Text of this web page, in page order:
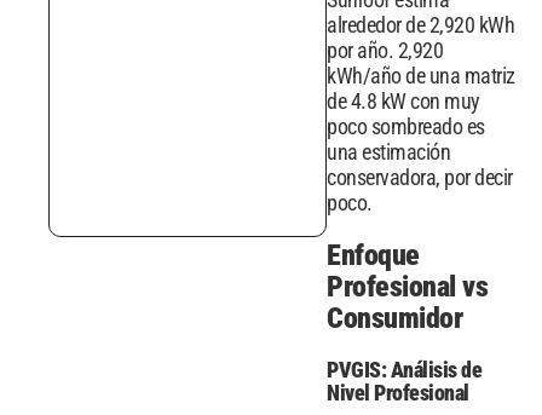
alrededor de 2,920 kWh
por año. 2,920
kWh/año de una matriz
de 4.8 kW con muy
poco sombreado es
una estimación
conservadora, por decir
poco.
Enfoque
Profesional vs
Consumidor
PVGIS: Análisis de
Nivel Profesional